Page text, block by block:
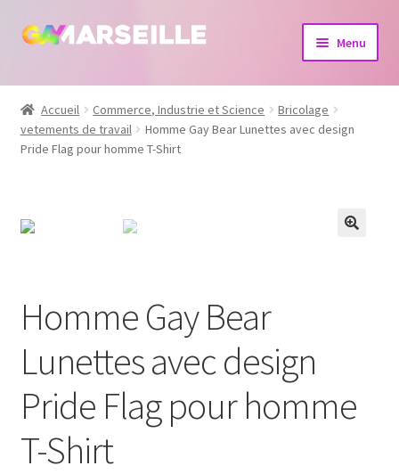
Aller
navigation
Aller
Menu
Boutique
Bijoux
Dvd
Accueil Commerce, Industrie et Science
Bricolage
vetements de travail
Homme Gay Bear Lunettes avec design
Pride Flag pour homme T-Shirt
Homme Gay Bear
Lunettes avec design
Pride Flag pour homme
T-Shirt